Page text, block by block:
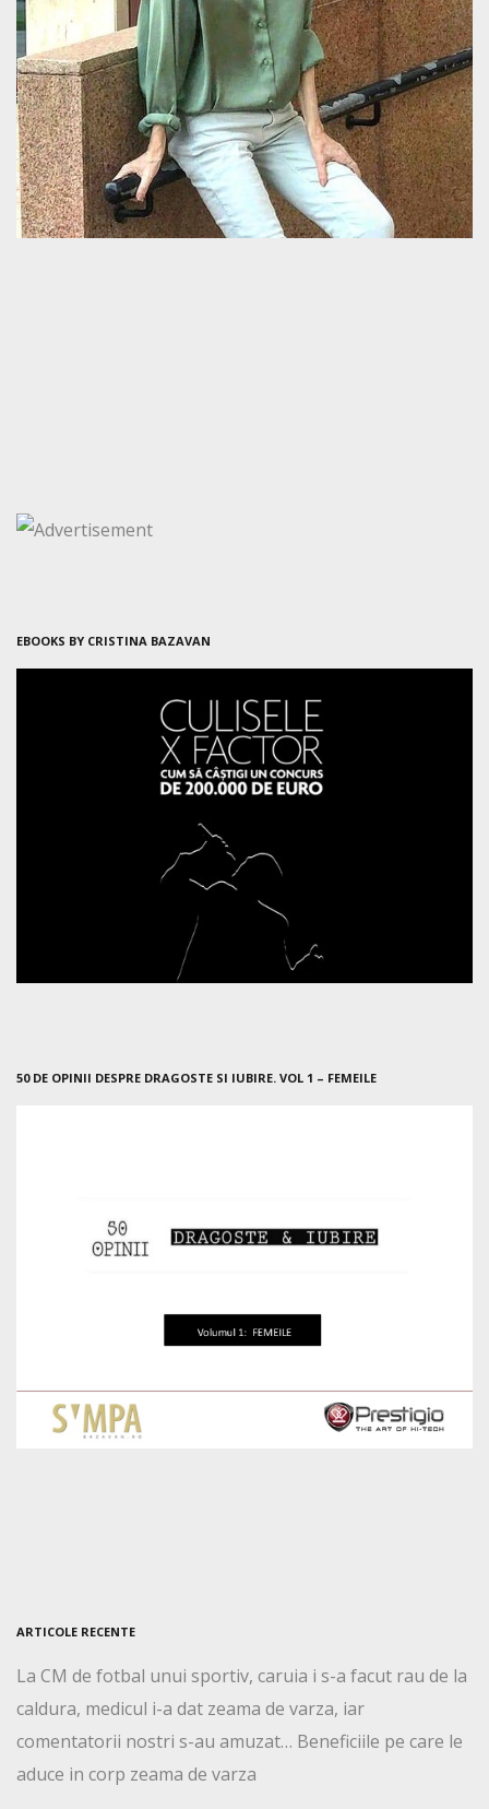
EBOOKS BY CRISTINA BAZAVAN
50 DE OPINII DESPRE DRAGOSTE SI IUBIRE. VOL 1 – FEMEILE
ARTICOLE RECENTE
La CM de fotbal unui sportiv, caruia i s-a facut rau de la
caldura, medicul i-a dat zeama de varza, iar
comentatorii nostri s-au amuzat… Beneficiile pe care le
aduce in corp zeama de varza